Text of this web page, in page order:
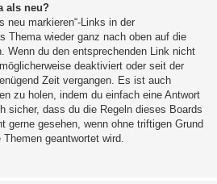
als neu?
neu markieren“-Links in der
Thema wieder ganz nach oben auf die
Wenn du den entsprechenden Link nicht
deaktiviert oder seit der
Zeit vergangen. Es ist auch
zu holen, indem du einfach eine Antwort
sicher, dass du die Regeln dieses Boards
gerne gesehen, wenn ohne triftigen Grund
geantwortet wird.